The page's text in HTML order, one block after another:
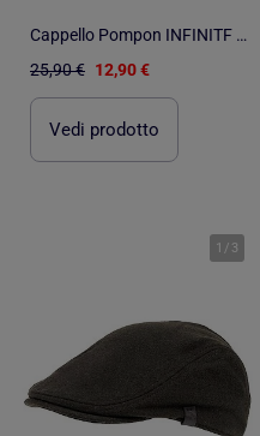
Cappello Pompon INFINITF Donna
25,90 € 12,90 €
Vedi prodotto
1 / 3